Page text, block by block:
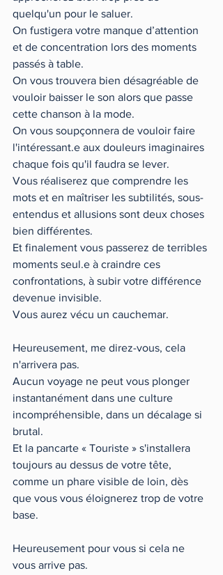
quelqu'un pour le saluer.
On fustigera votre manque d’attention
et de concentration lors des moments
passés à table.
On vous trouvera bien désagréable de
vouloir baisser le son alors que passe
cette chanson à la mode.
On vous soupçonnera de vouloir faire
l'intéressant.e aux douleurs imaginaires
chaque fois qu'il faudra se lever.
Vous réaliserez que comprendre les
mots et en maîtriser les subtilités, sous-
entendus et allusions sont deux choses
bien différentes.
Et finalement vous passerez de terribles
moments seul.e à craindre ces
confrontations, à subir votre différence
devenue invisible.
Vous aurez vécu un cauchemar.
Heureusement, me direz-vous, cela
n'arrivera pas.
Aucun voyage ne peut vous plonger
instantanément dans une culture
incompréhensible, dans un décalage si
brutal.
Et la pancarte « Touriste » s'installera
toujours au dessus de votre tête,
comme un phare visible de loin, dès
que vous vous éloignerez trop de votre
base.
Heureusement pour vous si cela ne
vous arrive pas.